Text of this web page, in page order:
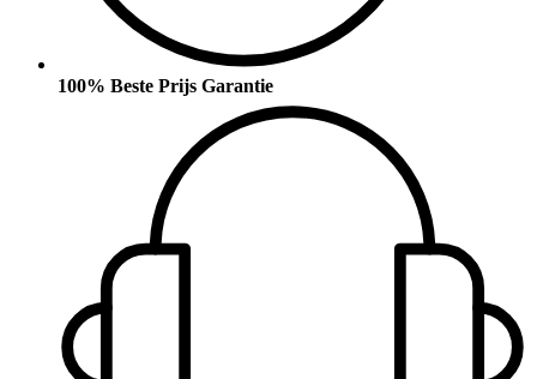
100% Beste Prijs Garantie